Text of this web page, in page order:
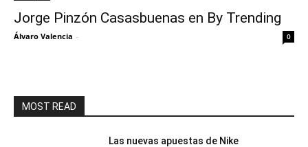
Jorge Pinzón Casasbuenas en By Trending
Álvaro Valencia - 0
MOST READ
Las nuevas apuestas de Nike